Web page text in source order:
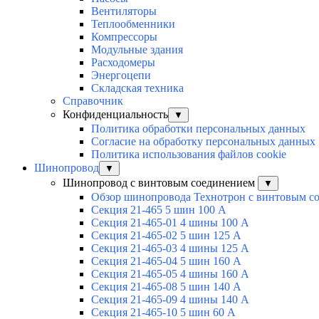
Вентиляторы
Теплообменники
Компрессоры
Модульные здания
Расходомеры
Энергоцепи
Складская техника
Справочник
Конфиденциальность
▼
Политика обработки персональных данных
Согласие на обработку персональных данных
Политика использования файлов cookie
Шинопровод
▼
Шинопровод с винтовым соединением ▼
Обзор шинопровода Технотрон с винтовым
Секция 21-465 5 шин 100 А
Секция 21-465-01 4 шины 100 А
Секция 21-465-02 5 шин 125 А
Секция 21-465-03 4 шины 125 А
Секция 21-465-04 5 шин 160 А
Секция 21-465-05 4 шины 160 А
Секция 21-465-08 5 шин 140 А
Секция 21-465-09 4 шины 140 А
Секция 21-465-10 5 шин 60 А